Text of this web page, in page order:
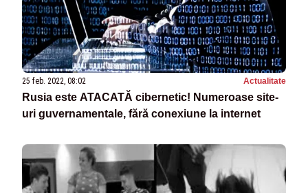
25 feb. 2022, 08:02 Actualitate
Rusia este ATACATĂ cibernetic! Numeroase site-
uri guvernamentale, fără conexiune la internet